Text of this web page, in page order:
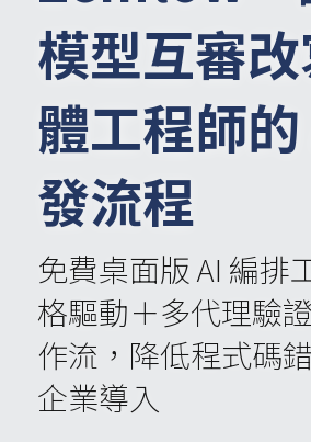
email聯絡
模型互審
體工程師的
發流程
免費桌面版 AI 編排
格驅動＋多代理驗
作流，降低程式碼
企業導入